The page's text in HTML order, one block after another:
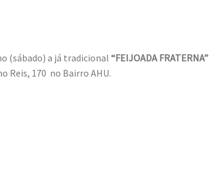
(sábado) a já tradicional “FEIJOADA FRATERNA”
Reis, 170 no Bairro AHU.